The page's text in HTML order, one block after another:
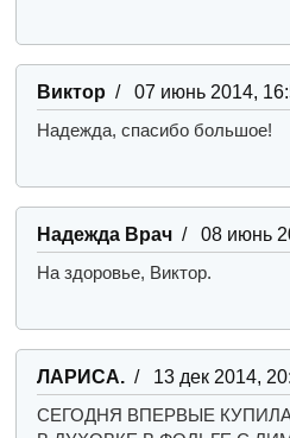
Виктор/ 07 июнь 2014,
Надежда, спасибо большое!
Надежда Врач/ 08 июнь
На здоровье, Виктор.
ЛАРИСА./ 13 дек 2014,
СЕГОДНЯ ВПЕРВЫЕ